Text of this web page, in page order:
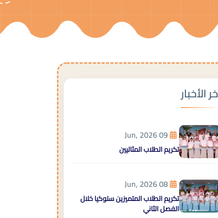
الأخبار
تكريم الطلاب المثاليين
08 Jun, 2026
تكريم الطلاب المتميزين سلوكيا خلال
الفصل الثاني